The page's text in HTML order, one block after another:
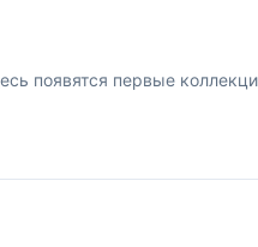
появятся первые